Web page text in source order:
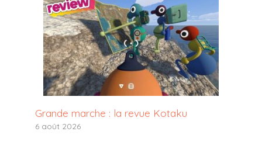
Grande marche : la revue Kotaku
6 août 2026